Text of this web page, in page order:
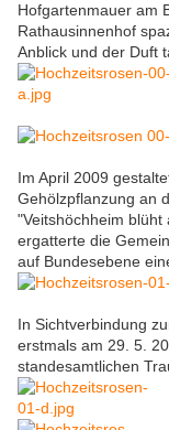
Hofgartenmauer am
Rathausinnenhof
Anblick und der Duft
Im April 2009
Gehölzpflanzung an
"Veitshöchheim
ergatterte die
auf Bundesebene
In Sichtverbindung
erstmals am 29. 5.
standesamtlichen